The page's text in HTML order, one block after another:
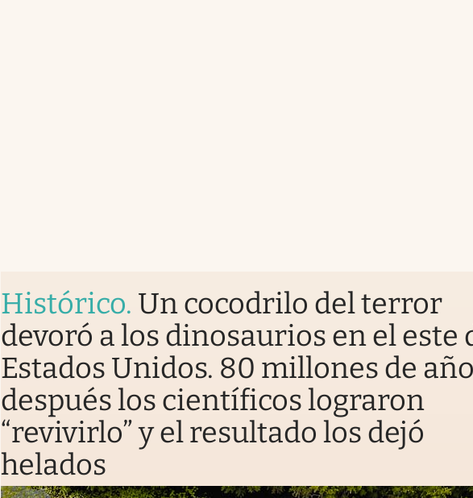
Histórico. Un cocodrilo del terror
devoró a los dinosaurios en el este
Estados Unidos. 80 millones de
después los científicos lograron
“revivirlo” y el resultado los dejó
helados